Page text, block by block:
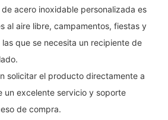
acero inoxidable personalizada es
al aire libre, campamentos, fiestas y
que se necesita un recipiente de
solicitar el producto directamente a
un excelente servicio y soporte
de compra.